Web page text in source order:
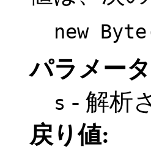
new
パラメー
s - 解析
戻り値: